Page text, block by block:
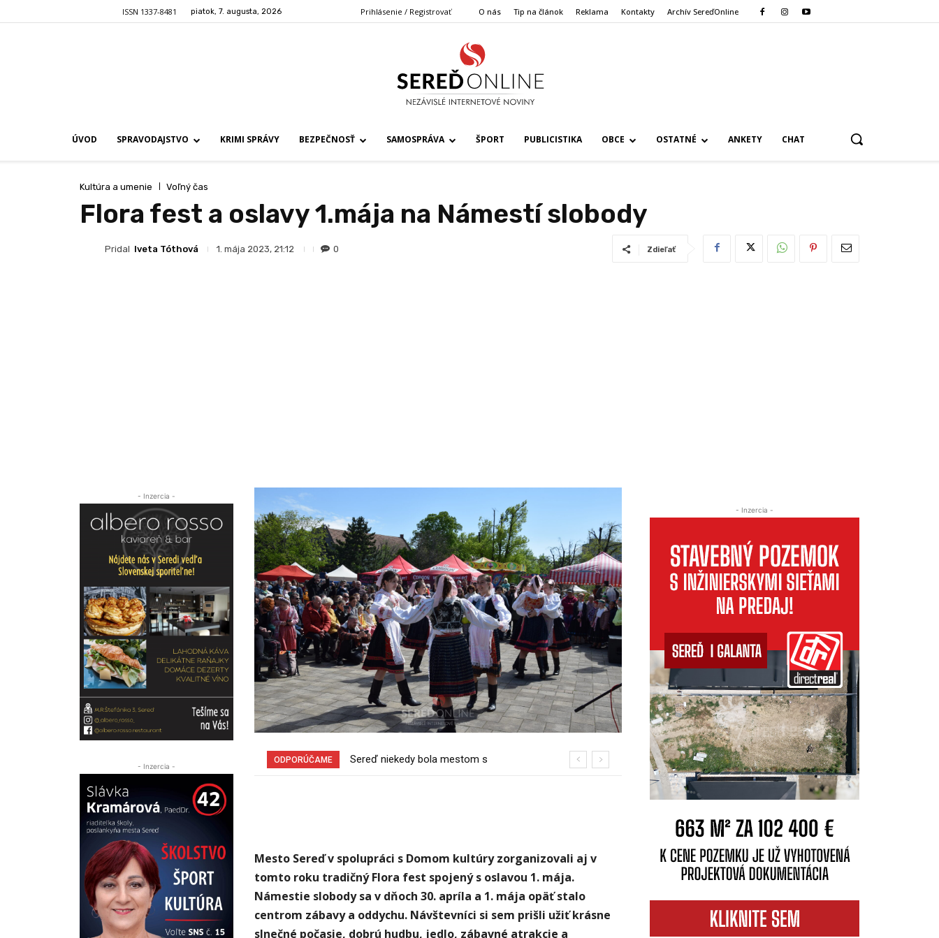
ISSN 1337-8481 piatok, 7. augusta, 2026 Prihlásenie / Registrovať O nás Tip na článok Reklama Kontakty Archív SereďOnline
ÚVOD SPRAVODAJSTVO KRIMI SPRÁVY BEZPEČNOSŤ SAMOSPRÁVA ŠPORT PUBLICISTIKA OBCE OSTATNÉ ANKETY CHAT
Kultúra a umenie Voľný čas
Flora fest a oslavy 1.mája na Námestí slobody
Pridal Iveta Tóthová 1. mája 2023, 21:12 0 Zdieľať
- Inzercia -
- Inzercia -
ODPORÚČAME
Pri venčení na Jesenského ulici mal
Mesto Sereď v spolupráci s Domom kultúry zorganizovali aj v
tomto roku tradičný Flora fest spojený s oslavou 1. mája.
Námestie slobody sa v dňoch 30. apríla a 1. mája opäť stalo
centrom zábavy a oddychu. Návštevníci si sem prišli užiť krásne
slnečné počasie, dobrú hudbu, jedlo, zábavné atrakcie a
- Inzercia -